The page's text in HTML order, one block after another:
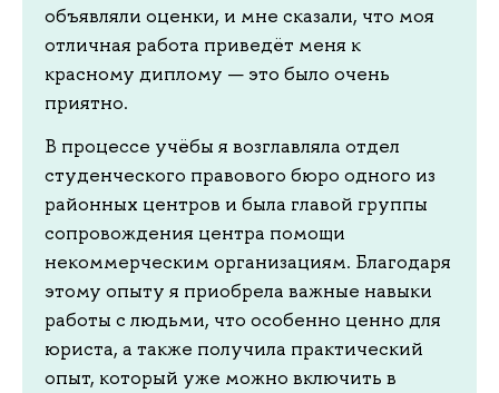
объявляли оценки, и мне сказали, что моя
отличная работа приведёт меня к
красному диплому — это было очень
приятно.
В процессе учёбы я возглавляла отдел
студенческого правового бюро одного из
районных центров и была главой группы
сопровождения центра помощи
некоммерческим организациям. Благодаря
этому опыту я приобрела важные навыки
работы с людьми, что особенно ценно для
юриста, а также получила практический
опыт, который уже можно включить в